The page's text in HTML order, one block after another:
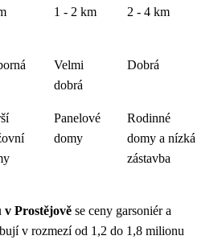
1 - 2 km 2 - 4 km
Velmi
dobrá
Dobrá
Panelové
domy
Rodinné
domy a nízká
zástavba
Prostějově se ceny garsoniér a
v rozmezí od 1,2 do 1,8 milionu